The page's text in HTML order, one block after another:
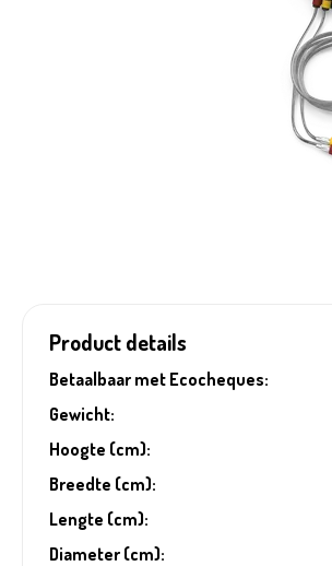
Product details
Betaalbaar met Ecocheques:
Gewicht:
Hoogte (cm):
Breedte (cm):
Lengte (cm):
Diameter (cm):